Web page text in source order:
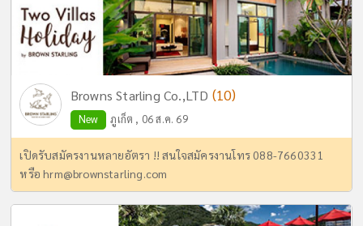
Browns Starling Co.,LTD (10)
New ภูเก็ต , 06 ส.ค. 69
เปิดรับสมัครงานหลายอัตรา !! สนใจสมัครงานโทร 088-7660331
หรือhrm@brownstarling.com